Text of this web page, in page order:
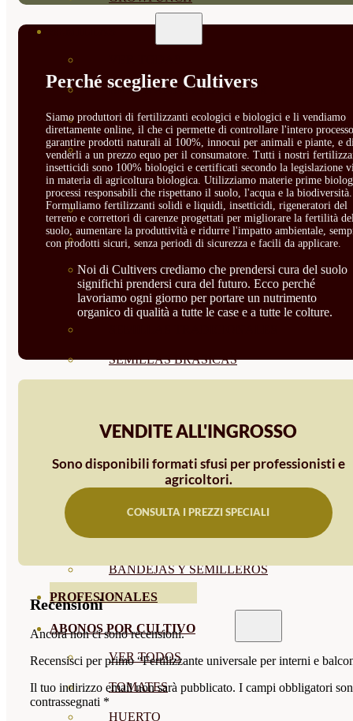
BIODINÁMICAS DEMETER
HORTALIZA FRUTO
SEMILLAS HORTALIZA DE
HOJA
SEMILLAS AROMÁTICAS
SEMILLAS FLORES
SEMILLAS FLORES
COMESTIBLES
SEMILLAS BRASICAS
CUBIERTAS VEGETALES
TIRAS DE SEMILLAS
BOMBAS DE SEMILLAS
BANDEJAS Y SEMILLEROS
PROFESIONALES
ABONOS POR CULTIVO
VER TODOS
TOMATES
HUERTO
Perché scegliere Cultivers
Siamo produttori di fertilizzanti ecologici e biologici e li vendiamo
direttamente online, il che ci permette di controllare l'intero
garantire prodotti naturali al 100%, innocui per animali e piante, e
venderli a un prezzo equo per il consumatore. Tutti i nostri
insetticidi sono 100% biologici e certificati secondo la legislazione
in materia di agricoltura biologica. Utilizziamo materie prime
processi responsabili che rispettano il suolo, l'acqua e la biodiversità.
Formuliamo fertilizzanti solidi e liquidi, insetticidi, rigeneratori del
terreno e correttori di carenze progettati per migliorare la fertilità
suolo, aumentare la produttività e ridurre l'impatto ambientale,
con prodotti sicuri, senza periodi di sicurezza e facili da applicare.
Noi di Cultivers crediamo che prendersi cura del suolo
significhi prendersi cura del futuro. Ecco perché
lavoriamo ogni giorno per portare un nutrimento
organico di qualità a tutte le case e a tutte le colture.
VENDITE ALL'INGROSSO
Sono disponibili formati sfusi per professionisti e
agricoltori.
CONSULTA I PREZZI SPECIALI
Recensioni
Ancora non ci sono recensioni.
Recensisci per primo “Fertilizzante universale per interni e
Il tuo indirizzo email non sarà pubblicato. I campi obbligatori
contrassegnati *